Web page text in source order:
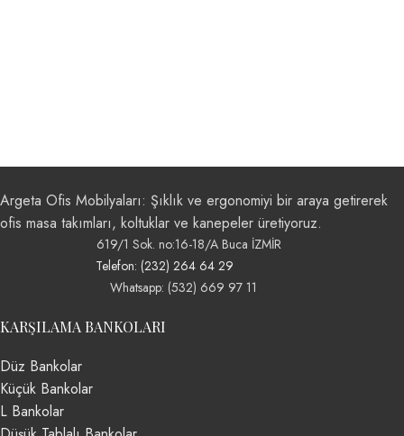
Argeta Ofis Mobilyaları: Şıklık ve ergonomiyi bir araya getirerek
ofis masa takımları, koltuklar ve kanepeler üretiyoruz.
619/1 Sok. no:16-18/A Buca İZMİR
Telefon: (232) 264 64 29
Whatsapp: (532) 669 97 11
KARŞILAMA BANKOLARI
Düz Bankolar
Küçük Bankolar
L Bankolar